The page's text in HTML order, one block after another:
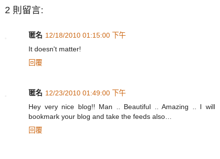
2 則留言:
匿名 12/18/2010 01:15:00 下午
It doesn't matter!
回覆
匿名 12/23/2010 01:49:00 下午
Hey very nice blog!! Man .. Beautiful .. Amazing .. I will
bookmark your blog and take the feeds also…
回覆